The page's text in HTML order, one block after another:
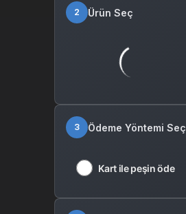
2 Ürün Seç
3 Ödeme Yöntemi Seç
Kart ile peşin öde